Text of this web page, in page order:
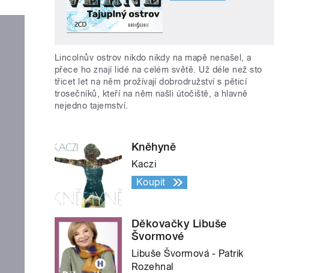
Lincolnův ostrov nikdo nikdy na mapě nenašel, a
přece ho znají lidé na celém světě. Už déle než sto
třicet let na něm prožívají dobrodružství s pěticí
trosečníků, kteří na něm našli útočiště, a hlavně
nejedno tajemství.
Kněhyně
Kaczi
Koupit
Děkovačky Libuše
Švormové
Libuše Švormová - Patrik
Rozehnal